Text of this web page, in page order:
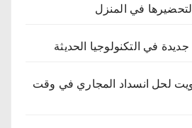
في المنزل
في التكنولوجيا الحديثة
لحل انسداد المجاري في وقت